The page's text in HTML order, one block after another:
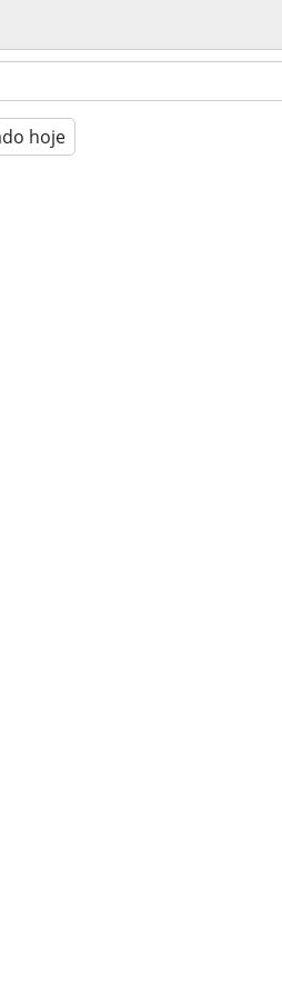
hoje